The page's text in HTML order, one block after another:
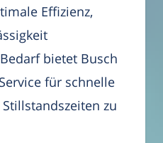
Effizienz,
bietet Busch
für schnelle
zu